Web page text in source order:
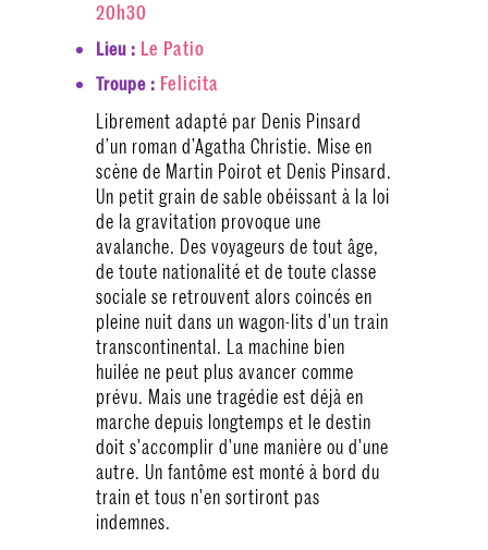
20h30
Lieu : Le Patio
Troupe : Felicita
Librement adapté par Denis Pinsard
d’un roman d’Agatha Christie. Mise en
scène de Martin Poirot et Denis Pinsard.
Un petit grain de sable obéissant à la loi
de la gravitation provoque une
avalanche. Des voyageurs de tout âge,
de toute nationalité et de toute classe
sociale se retrouvent alors coincés en
pleine nuit dans un wagon-lits d'un train
transcontinental. La machine bien
huilée ne peut plus avancer comme
prévu. Mais une tragédie est déjà en
marche depuis longtemps et le destin
doit s'accomplir d'une manière ou d'une
autre. Un fantôme est monté à bord du
train et tous n'en sortiront pas
indemnes.